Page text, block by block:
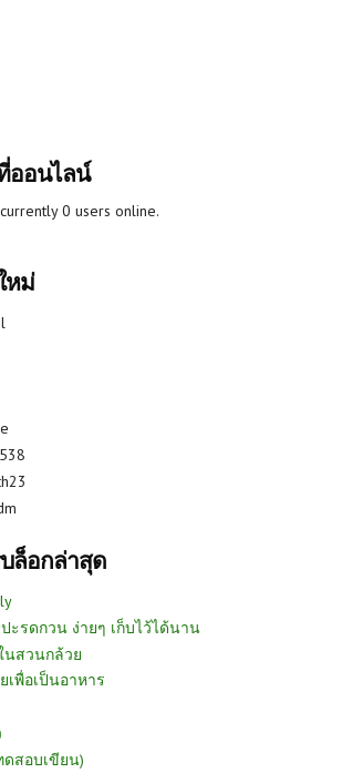
ออนไลน์
0 users online.
หม่
ล็อกล่าสุด
ะรดกวน ง่ายๆ เก็บไว้ได้นาน
นสวนกล้วย
เพื่อเป็นอาหาร
ดสอบเขียน)